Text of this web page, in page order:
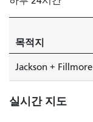
서
잭
필
모
어
까
목적지
Jackson + Fillmore
실시간 지도